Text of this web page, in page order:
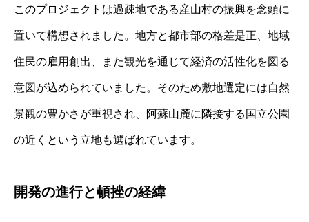
このプロジェクトは過疎地である産山村の振興を念頭に
置いて構想されました。地方と都市部の格差是正、地域
住民の雇用創出、また観光を通じて経済の活性化を図る
意図が込められていました。そのため敷地選定には自然
景観の豊かさが重視され、阿蘇山麓に隣接する国立公園
の近くという立地も選ばれています。
開発の進行と頓挫の経緯